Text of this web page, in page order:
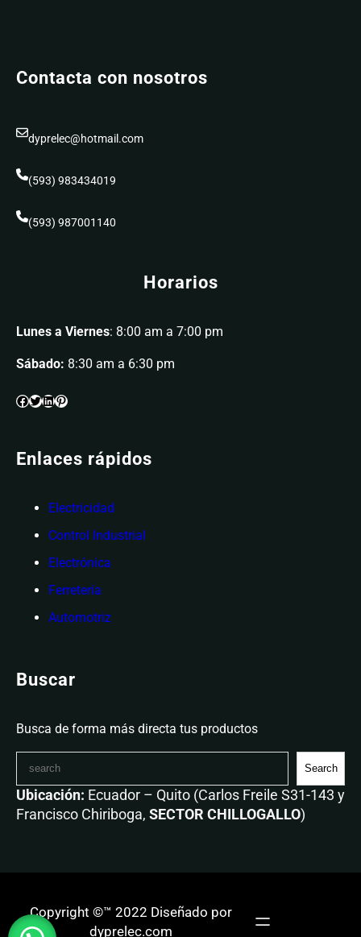
Contacta con nosotros
dyprelec@hotmail.com
(593) 983434019
(593) 987001140
Horarios
Lunes a Viernes: 8:00 am a 7:00 pm
Sábado: 8:30 am a 6:30 pm
Enlaces rápidos
Electricidad
Control Industrial
Electrónica
Ferretería
Automotriz
Buscar
Busca de forma más directa tus productos
Search
Ubicación: Ecuador – Quito (Carlos Freile S31-143 y
Francisco Chiriboga, SECTOR CHILLOGALLO)
Copyright ©™ 2022 Diseñado por
dyprelec.com